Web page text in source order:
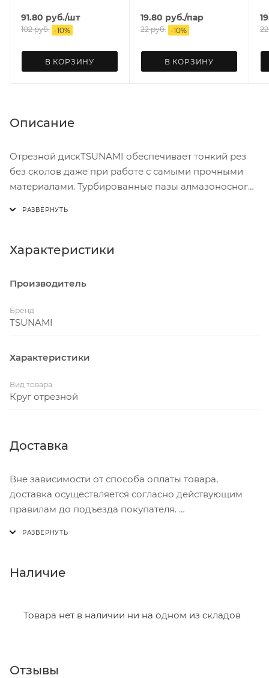
91.80 руб./шт
102руб. -10%
В КОРЗИНУ
19.80 руб./пар
22руб. -10%
В КОРЗИНУ
22
Описание
Отрезной дискTSUNAMI обеспечивает тонкий рез
без сколов даже при работе с самыми прочными
материалами. Турбированные пазы алмазоносного
керамогранит.
работы.
Характеристики
Производитель
Бренд
TSUNAMI
Характеристики
Вид товара
Круг отрезной
Доставка
Вне зависимости от способа оплаты товара,
доставка осуществляется согласно действующим
правилам до подъезда покупателя.
В субботу с 8:00 до 15:00
- зоны доставки;
Границы доставки в черте города на выезд
Наличие
Товара нет в наличии ни на одном из складов
Отзывы